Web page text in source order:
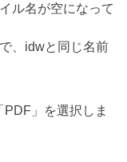
ル名が空になって
、idwと同じ名前
」を選択しま